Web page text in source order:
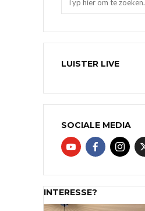
LUISTER LIVE
SOCIALE MEDIA
INTERESSE?